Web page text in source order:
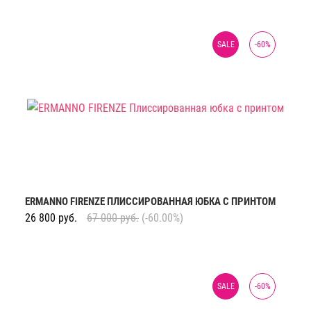
-60%
SALE
ERMANNO FIRENZE ПЛИССИРОВАННАЯ ЮБКА С ПРИНТОМ
26 800 руб. 67 000 руб. (-60.00%)
-60%
SALE